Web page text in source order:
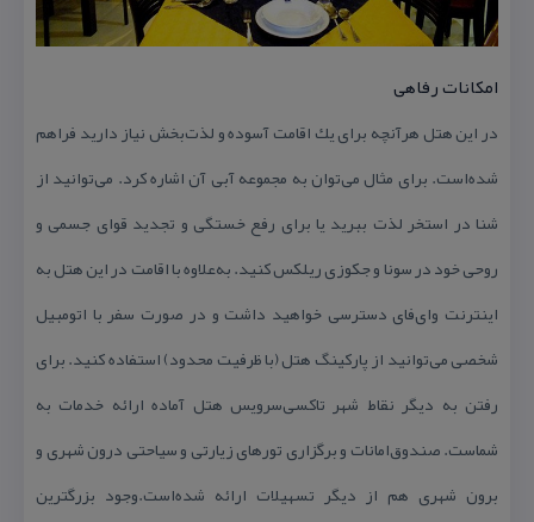
امكانات رفاهی
در این هتل هرآنچه برای یك اقامت آسوده و لذت‌بخش نیاز دارید فراهم
شده‌است. برای مثال می‌توان به مجموعه آبی آن اشاره كرد. می‌توانید از
شنا در استخر لذت ببرید یا برای رفع خستگی و تجدید قوای جسمی و
روحی خود در سونا و جكوزی ریلكس كنید. به‌علاوه با اقامت در این هتل به
اینترنت وای‌فای دسترسی خواهید داشت و در صورت سفر با اتومبیل
شخصی می‌توانید از پاركینگ هتل (با ظرفیت محدود) استفاده كنید. برای
رفتن به دیگر نقاط شهر تاكسی‌سرویس هتل آماده ارائه خدمات به
شماست. صندوق‌امانات و برگزاری تورهای زیارتی و سیاحتی درون شهری و
برون شهری هم از دیگر تسهیلات ارائه شده‌است.وجود بزرگترین